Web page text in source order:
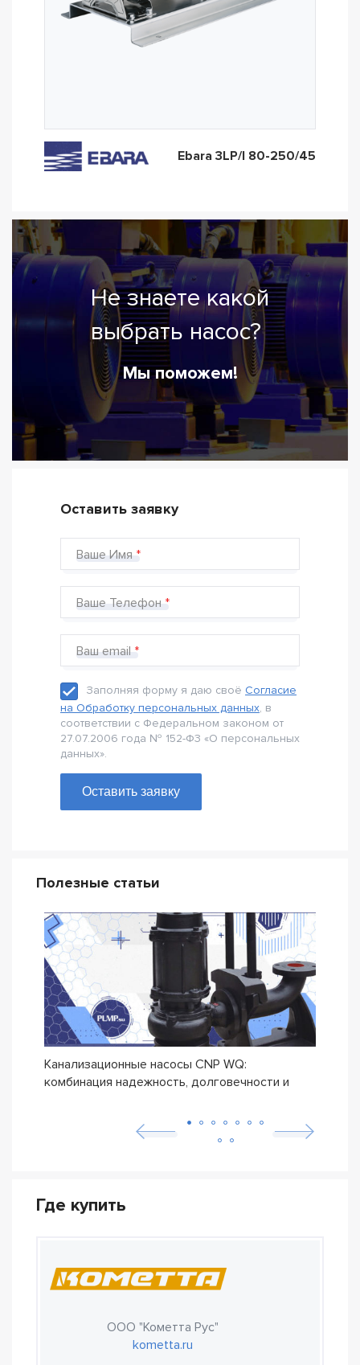
Ebara 3LP/I 80-250/45
Не знаете какой
выбрать насос?
Мы поможем!
Оставить заявку
Ваше Имя
Ваше Телефон
Ваш email
Заполняя форму я даю своё Согласие
на Обработку персональных данных, в
соответствии с Федеральном законом от
27.07.2006 года № 152-Ф3 «О персональных
данных».
Оставить заявку
Полезные статьи
Канализационные насосы CNP WQ:
комбинация надежность, долговечности и
Где купить
ООО "Кометта Рус"
kometta.ru